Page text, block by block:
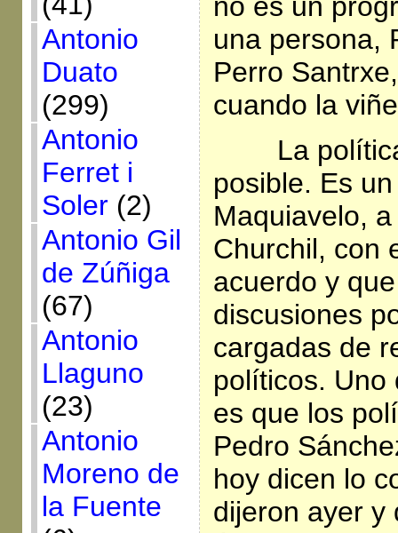
Antonio
Duato
(299)
Antonio
Ferret i
Soler(2)
Antonio Gil
de Zúñiga
(67)
Antonio
Llaguno
(23)
Antonio
Moreno de
la Fuente
no es un
una persona,
Perro
cuando la
La
posible. Es
Maquiavelo,
Churchil, con
acuerdo y
discusiones
cargadas de
políticos. Uno
es que los
Pedro
hoy dicen lo
dijeron ayer y